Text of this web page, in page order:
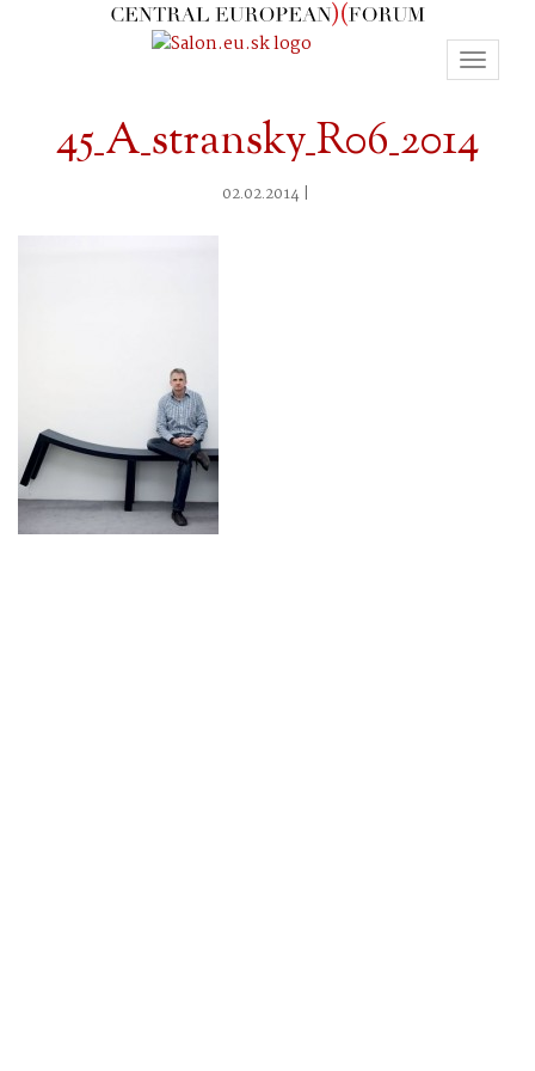
Toggle
45_A_stransky_R06_2014
02.02.2014 |